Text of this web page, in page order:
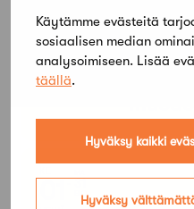
Käytämme evästeitä
sosiaalisen median
analysoimiseen. Lisää
täällä.
Hyväksy kaikki
Hyväksy
31